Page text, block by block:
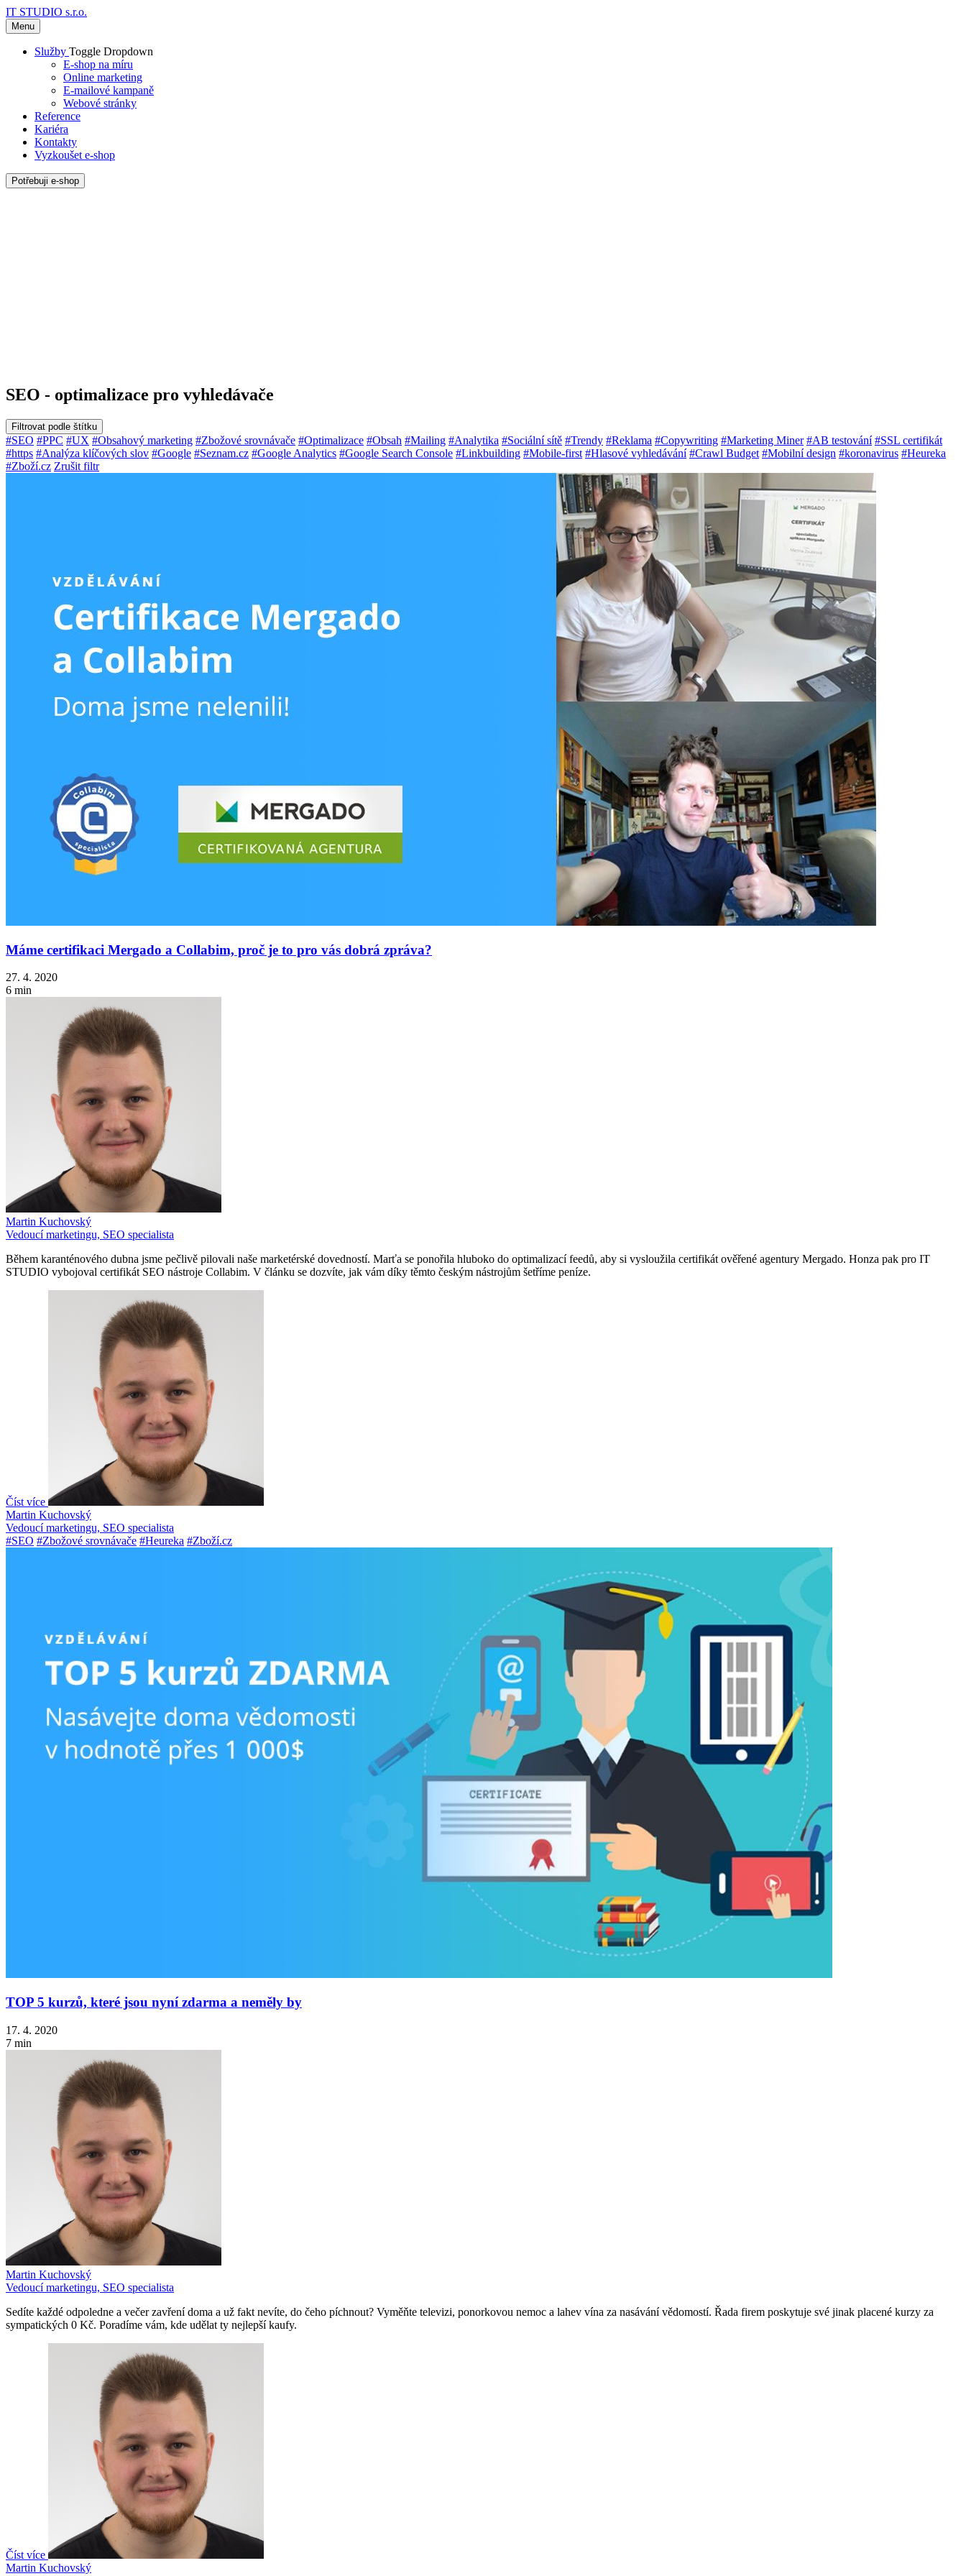
IT STUDIO s.r.o.
Menu
Služby Toggle Dropdown
E-shop na míru
Online marketing
E-mailové kampaně
Webové stránky
Reference
Kariéra
Kontakty
Vyzkoušet e-shop
Potřebuji e-shop
SEO - optimalizace pro vyhledávače
Filtrovat podle štítku
#SEO #PPC #UX #Obsahový marketing #Zbožové srovnávače #Optimalizace #Obsah #Mailing #Analytika #Sociální sítě #Trendy #Reklama #Copywriting #Marketing Miner #AB testování #SSL certifikát
#https #Analýza klíčových slov #Google #Seznam.cz #Google Analytics #Google Search Console #Linkbuilding #Mobile-first #Hlasové vyhledávání #Crawl Budget #Mobilní design #koronavirus #Heureka
#Zboží.cz Zrušit filtr
Máme certifikaci Mergado a Collabim, proč je to pro vás dobrá zpráva?
27. 4. 2020
6 min
Martin Kuchovský
Vedoucí marketingu, SEO specialista
Během karanténového dubna jsme pečlivě pilovali naše marketérské dovedností. Marťa se ponořila hluboko do optimalizací feedů, aby si vysloužila certifikát ověřené agentury Mergado. Honza pak pro IT
STUDIO vybojoval certifikát SEO nástroje Collabim. V článku se dozvíte, jak vám díky těmto českým nástrojům šetříme peníze.
Číst více
Martin Kuchovský
Vedoucí marketingu, SEO specialista
#SEO #Zbožové srovnávače #Heureka #Zboží.cz
TOP 5 kurzů, které jsou nyní zdarma a neměly by
17. 4. 2020
7 min
Martin Kuchovský
Vedoucí marketingu, SEO specialista
Sedíte každé odpoledne a večer zavření doma a už fakt nevíte, do čeho píchnout? Vyměňte televizi, ponorkovou nemoc a lahev vína za nasávání vědomostí. Řada firem poskytuje své jinak placené kurzy za
sympatických 0 Kč. Poradíme vám, kde udělat ty nejlepší kaufy.
Číst více
Martin Kuchovský